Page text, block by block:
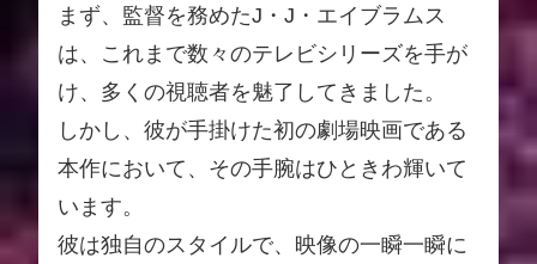
まず、監督を務めたJ・J・エイブラムス
は、これまで数々のテレビシリーズを手が
け、多くの視聴者を魅了してきました。
しかし、彼が手掛けた初の劇場映画である
本作において、その手腕はひときわ輝いて
います。
彼は独自のスタイルで、映像の一瞬一瞬に